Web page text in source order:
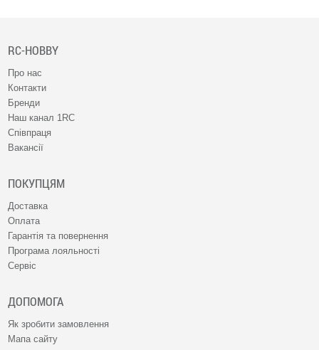
RC-HOBBY
Про нас
Контакти
Бренди
Наш канал 1RC
Співпраця
Вакансії
ПОКУПЦЯМ
Доставка
Оплата
Гарантія та повернення
Програма лояльності
Сервіс
ДОПОМОГА
Як зробити замовлення
Мапа сайту